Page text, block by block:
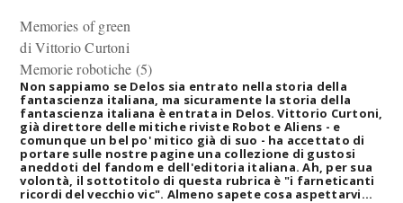
Memories of green
di Vittorio Curtoni
Memorie robotiche (5)
Non sappiamo se Delos sia entrato nella storia della
fantascienza italiana, ma sicuramente la storia della
fantascienza italiana è entrata in Delos. Vittorio Curtoni,
già direttore delle mitiche riviste Robot e Aliens - e
comunque un bel po' mitico già di suo - ha accettato di
portare sulle nostre pagine una collezione di gustosi
aneddoti del fandom e dell'editoria italiana. Ah, per sua
volontà, il sottotitolo di questa rubrica è "i farneticanti
ricordi del vecchio vic". Almeno sapete cosa aspettarvi...